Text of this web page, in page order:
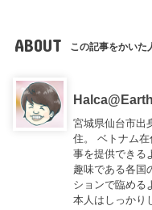
ABOUT この記事をかいた
Halca@Earth
宮城県仙台市出
住。 ベトナム
事を提供できる
趣味である各国
ションで臨める
本人はしっかり